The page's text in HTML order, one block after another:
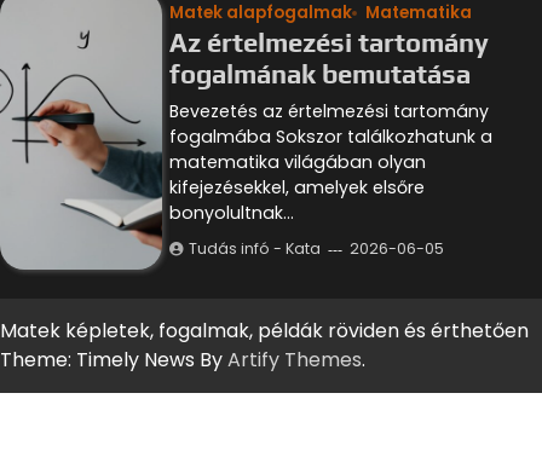
Matek alapfogalmak Matematika
Az értelmezési tartomány
fogalmának bemutatása
Bevezetés az értelmezési tartomány
fogalmába Sokszor találkozhatunk a
matematika világában olyan
kifejezésekkel, amelyek elsőre
bonyolultnak…
Tudás infó - Kata 2026-06-05
Matek képletek, fogalmak, példák röviden és érthetően
Theme: Timely News ByArtify Themes.